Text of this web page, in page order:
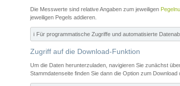
Die Messwerte sind relative Angaben zum jeweiligen
jeweiligen Pegels addieren.
ℹ️ Für programmatische Zugriffe und automatisierte
Zugriff auf die Download-Funktion
Um die Daten herunterzuladen, navigieren Sie zunächst
Stammdatenseite finden Sie dann die Option zum